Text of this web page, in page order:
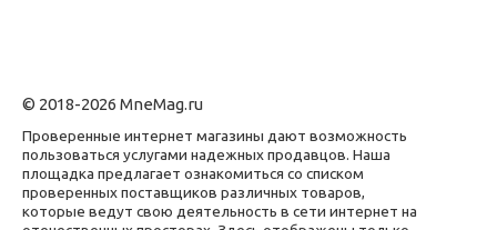
© 2018-2026 MneMag.ru
Проверенные интернет магазины дают возможность
пользоваться услугами надежных продавцов. Наша
площадка предлагает ознакомиться со списком
проверенных поставщиков различных товаров,
которые ведут свою деятельность в сети интернет на